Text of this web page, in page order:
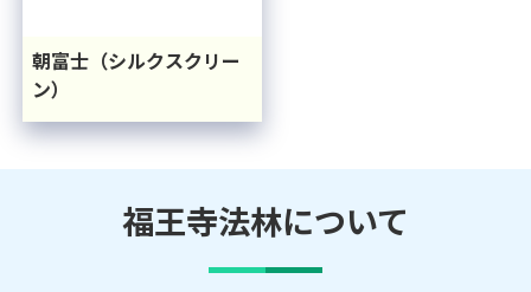
朝富士（シルクスクリー
ン）
福王寺法林について